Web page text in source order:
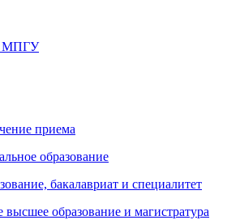
МПГУ
приема
образование
бакалавриат и специалитет
образование и магистратура